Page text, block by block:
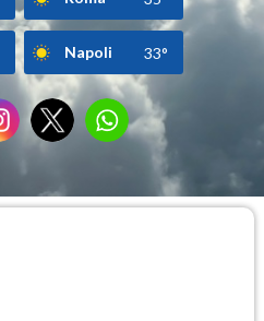
Napoli 33°